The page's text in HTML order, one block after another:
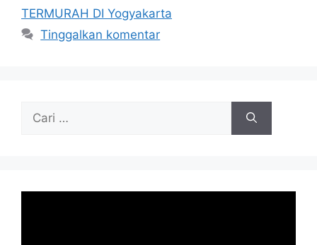
TERMURAH DI Yogyakarta
Tinggalkan komentar
untuk: